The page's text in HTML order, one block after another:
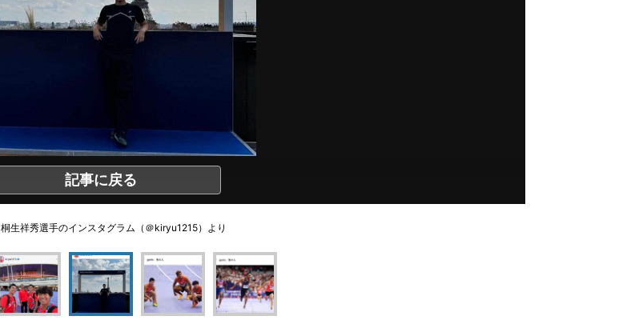
記事に戻る
桐生祥秀選手のインスタグラム（＠kiryu1215）より